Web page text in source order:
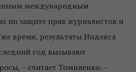
международным
по защите прав журналистов и
время, результаты Индекса
год вызывают
– считает Томиленко. –